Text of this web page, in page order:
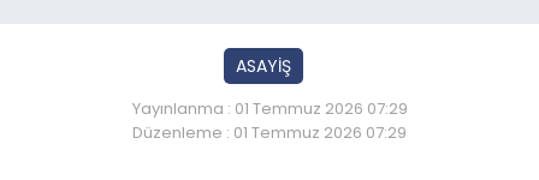
ASAYİŞ
Yayınlanma : 01 Temmuz 2026 07:29
Düzenleme : 01 Temmuz 2026 07:29